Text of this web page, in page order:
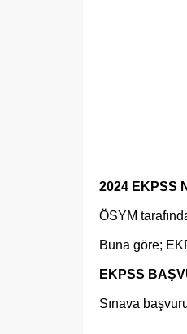
2024 EKPSS
ÖSYM
Buna göre;
EKPSS
Sınava